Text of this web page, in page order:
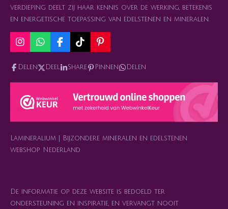
verdieping deelt zij haar kennis over de werking, betekenis
en energetische toepassing van edelstenen en mineralen.
I
s
a
r
a
W
a
t
s
p
p
F
c
e
b
T
k
o
P
n
e
e
s
Delen Deel Share Pinnen Delen
Lamineralium | Bijzondere mineralen en edelstenen
webshop Nederland
De informatie op deze website is bedoeld ter
ondersteuning en inspiratie, en vervangt nooit